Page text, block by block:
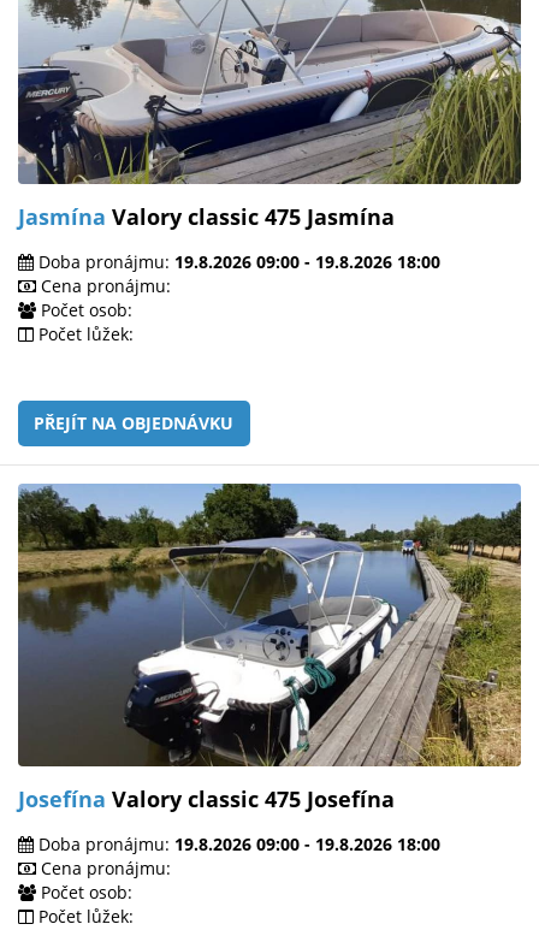
Jasmína Valory classic 475 Jasmína
Doba pronájmu: 19.8.2026 09:00 - 19.8.2026 18:00
Cena pronájmu:
Počet osob:
Počet lůžek:
PŘEJÍT NA OBJEDNÁVKU
Josefína Valory classic 475 Josefína
Doba pronájmu: 19.8.2026 09:00 - 19.8.2026 18:00
Cena pronájmu:
Počet osob:
Počet lůžek: